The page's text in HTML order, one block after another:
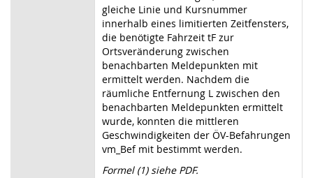
gleiche Linie und Kursnummer
innerhalb eines limitierten Zeitfensters,
die benötigte Fahrzeit tF zur
Ortsveränderung zwischen
benachbarten Meldepunkten mit
ermittelt werden. Nachdem die
räumliche Entfernung L zwischen den
benachbarten Meldepunkten ermittelt
wurde, konnten die mittleren
Geschwindigkeiten der ÖV-Befahrungen
vm_Bef mit bestimmt werden.
Formel (1) siehe PDF.